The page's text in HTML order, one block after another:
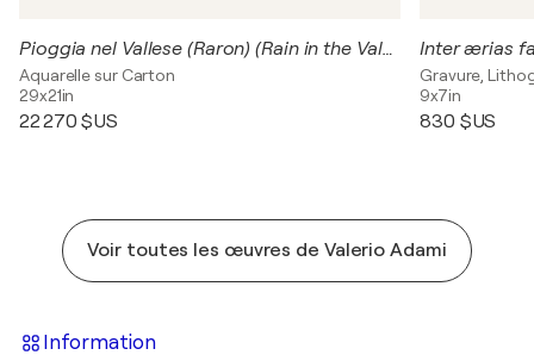
Pioggia nel Vallese (Raron) (Rain in the Valais (Raron)
Aquarelle sur Carton
29x21in
22 270 $US
Inter ærias
Gravure,
9x7in
830 $US
Voir toutes les œuvres de Valerio Adami
Information